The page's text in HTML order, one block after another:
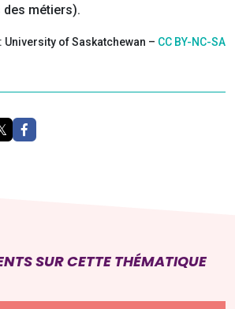
des métiers).
University of Saskatchewan – CC BY-NC-SA
SUR CETTE THÉMATIQUE